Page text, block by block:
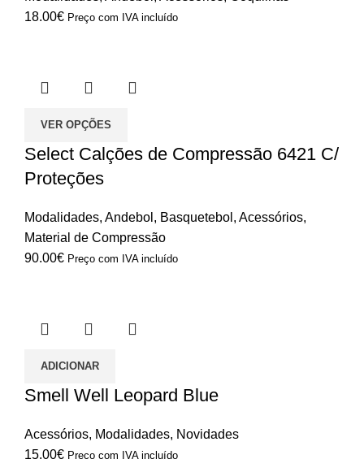
18.00€ Preço com IVA incluído
VER OPÇÕES
Select Calções de Compressão 6421 C/
Proteções
Modalidades, Andebol , Basquetebol , Acessórios,
Material de Compressão
90.00€ Preço com IVA incluído
ADICIONAR
Smell Well Leopard Blue
Acessórios, Modalidades, Novidades
15.00€ Preço com IVA incluído